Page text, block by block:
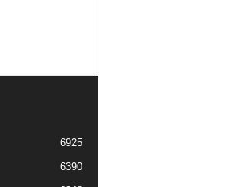
6925
6390